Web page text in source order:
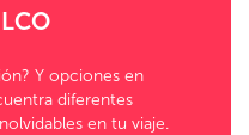
Y opciones en
diferentes
en tu viaje.